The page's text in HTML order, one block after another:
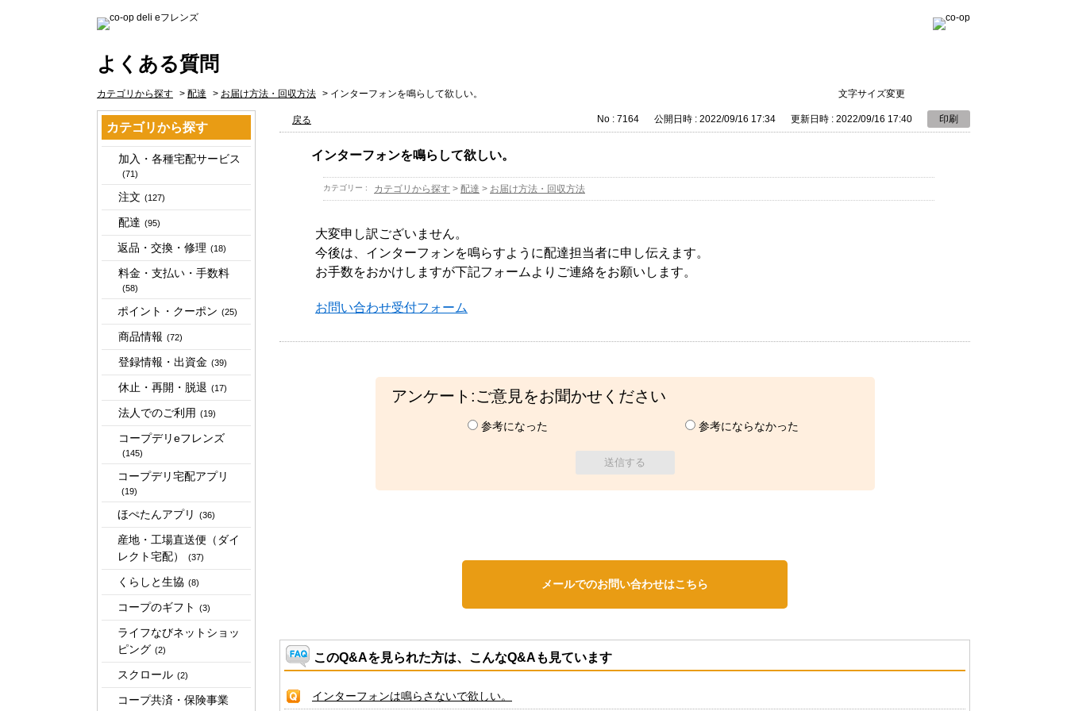
よくある質問
文字サイズ変更
カテゴリから探す > 配達 > お届け方法・回収方法 > インターフォンを鳴らして欲しい。
カテゴリから探す
加入・各種宅配サービス
(71)
注文 (127)
配達 (95)
返品・交換・修理 (18)
料金・支払い・手数料
(58)
ポイント・クーポン (25)
商品情報 (72)
登録情報・出資金 (39)
休止・再開・脱退 (17)
法人でのご利用 (19)
コープデリeフレンズ
(145)
コープデリ宅配アプリ
(19)
ほぺたんアプリ (36)
産地・工場直送便（ダイ
レクト宅配）
(37)
くらしと生協 (8)
コープのギフト (3)
ライフなびネットショッ
ピング (2)
スクロール (2)
コープ共済・保険事業
戻る No : 7164 公開日時 : 2022/09/16 17:34 更新日時 : 2022/09/16 17:40 印刷
インターフォンを鳴らして欲しい。
カテゴリー : カテゴリから探す > 配達 > お届け方法・回収方法
大変申し訳ございません。
今後は、インターフォンを鳴らすように配達担当者に申し伝えます。
お手数をおかけしますが下記フォームよりご連絡をお願いします。
お問い合わせ受付フォーム
アンケート:ご意見をお聞かせください
参考になった 参考にならなかった
メールでのお問い合わせはこちら
このQ&Aを見られた方は、こんなQ&Aも見ています
インターフォンは鳴らさないで欲しい。